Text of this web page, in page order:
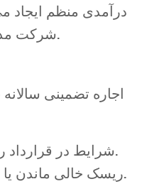
درآمدی منظم ایجاد
شرکت مدیریت حرفه‌ای انجام می‌شود.
شرایط در قرارداد رسمی با سازنده ثبت می‌شود.
ریسک خالی ماندن یا وابستگی به فصل وجود ندارد.